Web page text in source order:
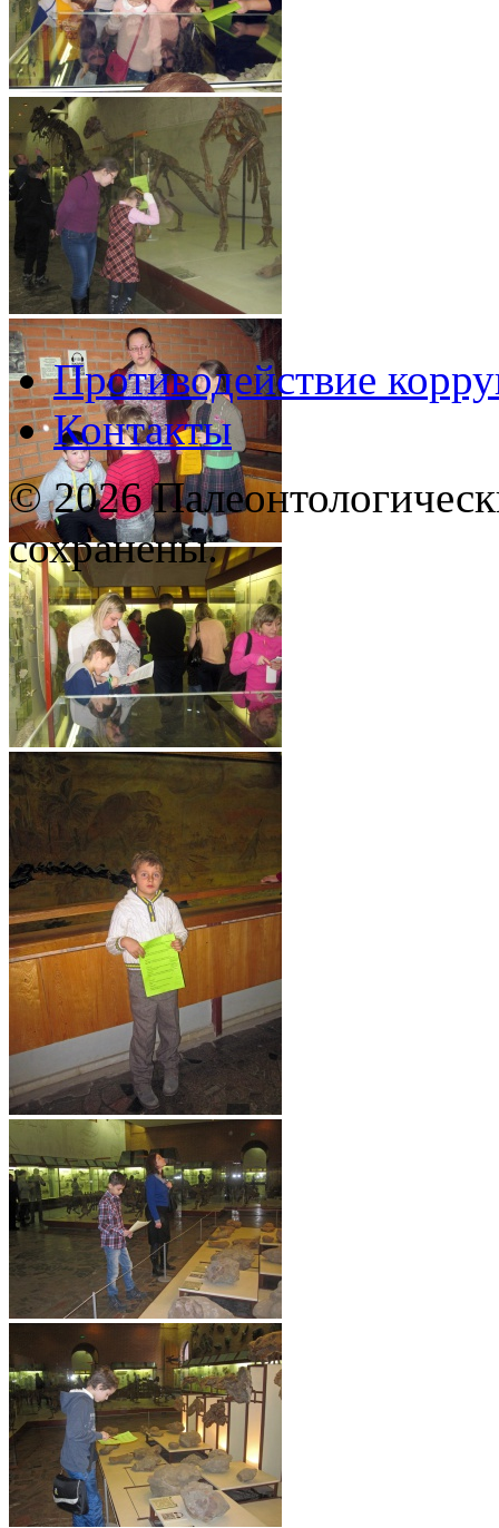
Противодействие
Контакты
© 2026
сохранены.